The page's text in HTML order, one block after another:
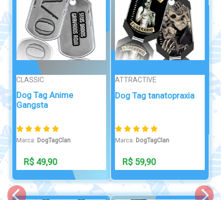
ATTRACTIVE
Dog Tag tanatopraxia
Marca:DogTagClan
R$ 59,90
PONTA DE DIAM...
Pulseira Pai Nosso em
Marca:DogTagClan
R$ 60,00